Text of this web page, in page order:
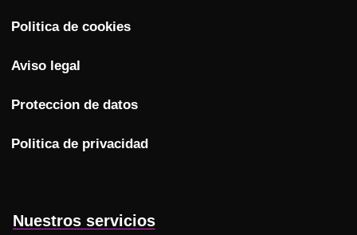
Politica de cookies
Aviso legal
Proteccion de datos
Politica de privacidad
Nuestros servicios